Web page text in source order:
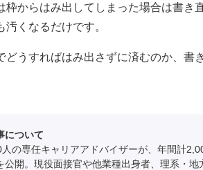
枠からはみ出してしまった場合は書き
汚くなるだけです。
どうすればはみ出さずに済むのか、書
について
の専任キャリアアドバイザーが、年間計
公開。現役面接官や他業種出身者、理系・地